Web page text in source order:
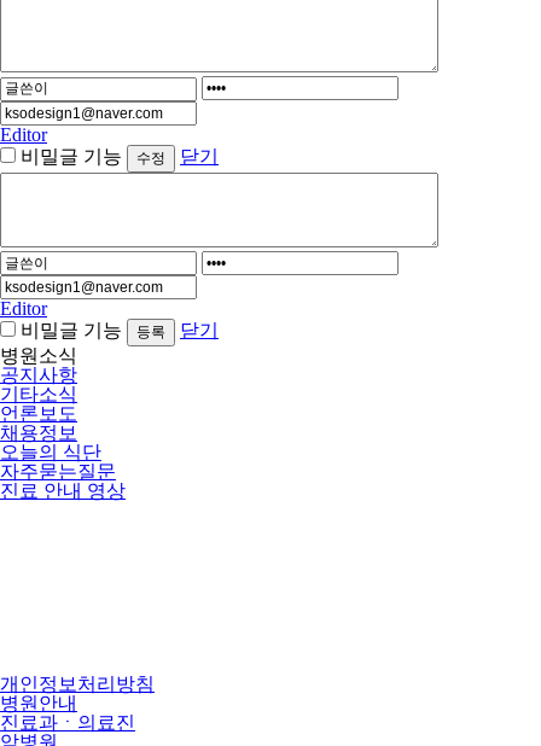
Editor
비밀글 기능
닫기
Editor
비밀글 기능
닫기
병원소식
공지사항
기타소식
언론보도
채용정보
오늘의 식단
자주묻는질문
진료 안내 영상
개인정보처리방침
병원안내
진료과ㆍ의료진
암병원